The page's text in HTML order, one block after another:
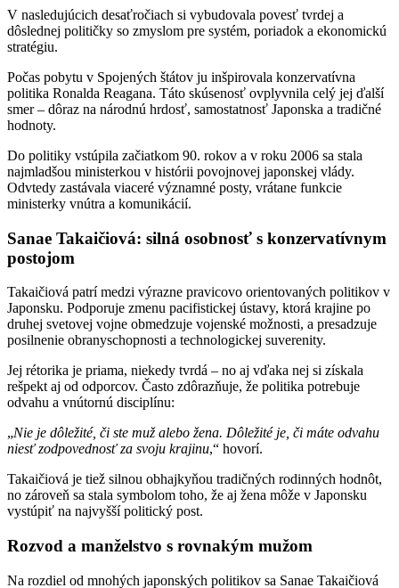
V nasledujúcich desaťročiach si vybudovala povesť tvrdej a
dôslednej političky so zmyslom pre systém, poriadok a ekonomickú
stratégiu.
Počas pobytu v Spojených štátov ju inšpirovala konzervatívna
politika Ronalda Reagana. Táto skúsenosť ovplyvnila celý jej ďalší
smer – dôraz na národnú hrdosť, samostatnosť Japonska a tradičné
hodnoty.
Do politiky vstúpila začiatkom 90. rokov a v roku 2006 sa stala
najmladšou ministerkou v histórii povojnovej japonskej vlády.
Odvtedy zastávala viaceré významné posty, vrátane funkcie
ministerky vnútra a komunikácií.
Sanae Takaičiová: silná osobnosť s konzervatívnym
postojom
Takaičiová patrí medzi výrazne pravicovo orientovaných politikov v
Japonsku. Podporuje zmenu pacifistickej ústavy, ktorá krajine po
druhej svetovej vojne obmedzuje vojenské možnosti, a presadzuje
posilnenie obranyschopnosti a technologickej suverenity.
Jej rétorika je priama, niekedy tvrdá – no aj vďaka nej si získala
rešpekt aj od odporcov. Často zdôrazňuje, že politika potrebuje
odvahu a vnútornú disciplínu:
„Nie je dôležité, či ste muž alebo žena. Dôležité je, či máte odvahu
niesť zodpovednosť za svoju krajinu,“ hovorí.
Takaičiová je tiež silnou obhajkyňou tradičných rodinných hodnôt,
no zároveň sa stala symbolom toho, že aj žena môže v Japonsku
vystúpiť na najvyšší politický post.
Rozvod a manželstvo s rovnakým mužom
Na rozdiel od mnohých japonských politikov sa Sanae Takaičiová